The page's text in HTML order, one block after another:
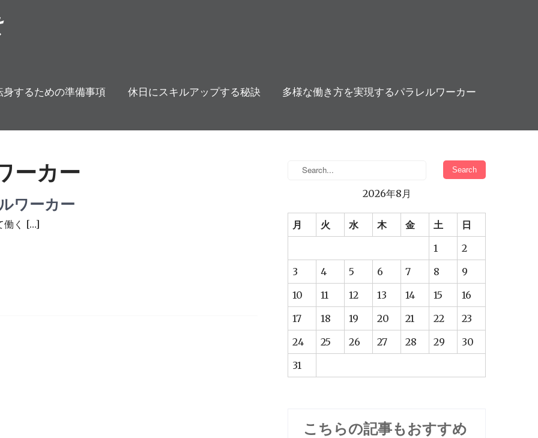
身するための準備事項 休日にスキルアップする秘訣 多様な働き方を実現するパラレルワーカー
ーカー
ワーカー
働く […]
2026年8月
月 火 水 木 金 土
日
1
2
3
4 5 6 7 8
9
10
11 12 13 14 15
16
17
18 19 20 21 22
23
24
25 26 27 28 29
30
31
こちらの記事もおすすめ